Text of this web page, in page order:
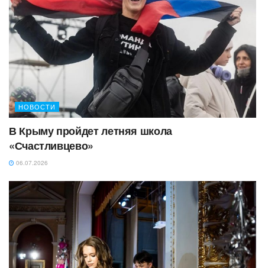
НОВОСТИ
В Крыму пройдет летняя школа
«Счастливцево»
06.07.2026